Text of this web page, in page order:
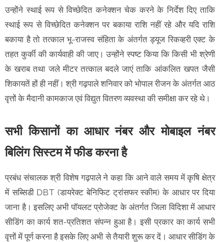
उन्होंने स्थाई रूप से विच्छेदित कनेक्शन चेक करने के निर्देश दिए ताकि
स्थाई रूप से विच्छेदित कनेक्शन पर बकाया राशि नहीं रहे और यदि राशि
बकाया है तो तत्काल भू-राजस्व संहिता के अंतर्गत ड्यूज रिकव्हरी एक्ट के
तहत कुर्की की कार्यवाही की जाए। उन्होंने स्पष्ट किया कि किसी भी श्रेणी
के खराब तथा जले मीटर तत्काल बदले जाएं ताकि आंकलित खपत जैसी
शिकायतें हों ही नहीं। श्री गढ़पाले शनिवार को भोपाल रीजन के अंतर्गत आठ
वृत्तों के मैदानी कामकाज एवं विद्युत वितरण व्यवस्था की समीक्षा कर रहे थे।
सभी किसानों का आधार नंबर और मोबाइल नंबर
बिलिंग सिस्टम में फीड करना है
प्रबंध संचालक श्री विशेष गढ़पाले ने कहा कि आने वाले समय में कृषि क्षेत्र
में सब्सिडी DBT (डायरेक्ट बेनिफिट ट्रांसफर स्कीम) के आधार पर दिया
जाना है। इसलिए अभी पॉयलट प्रोजेक्ट के अंतर्गत जिला विदिशा में आधार
सीडिंग का कार्य शत-प्रतिशत संपन्न हुआ है। इसी प्रकार का कार्य सभी
वृत्तों में पूर्ण करना है इसके लिए अभी से तैयारी शुरू कर दें। आधार सीडिंग के